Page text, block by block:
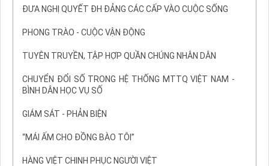
ĐƯA NGHỊ QUYẾT ĐH ĐẢNG CÁC CẤP VÀO CUỘC SỐNG
PHONG TRÀO - CUỘC VẬN ĐỘNG
TUYÊN TRUYỀN, TẬP HỢP QUẦN CHÚNG NHÂN DÂN
CHUYỂN ĐỔI SỐ TRONG HỆ THỐNG MTTQ VIỆT NAM -
BÌNH DÂN HỌC VỤ SỐ
GIÁM SÁT - PHẢN BIỆN
“MÁI ẤM CHO ĐỒNG BÀO TÔI”
HÀNG VIỆT CHINH PHỤC NGƯỜI VIỆT